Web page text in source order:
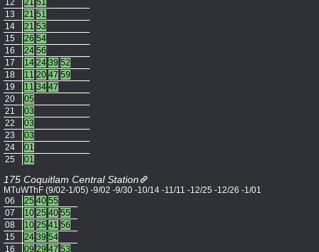
12
21 51
13
21 51
14
21 53
15
26 54
16
24 56
17
14 24 39 52
18
11 20 47 59
19
11 34 47
20
05
21
03
22
03
23
03
24
01
25
01
175 Coquitlam Central Station
MTuWThF (9/02-1/05) -9/02 -9/30 -10/14 -11/11 -12/25 -12/26 -1/01
06
25 40 55
07
10 25 40 55
08
10 25 41 56
15
24 39 54
16
09 29 47 53